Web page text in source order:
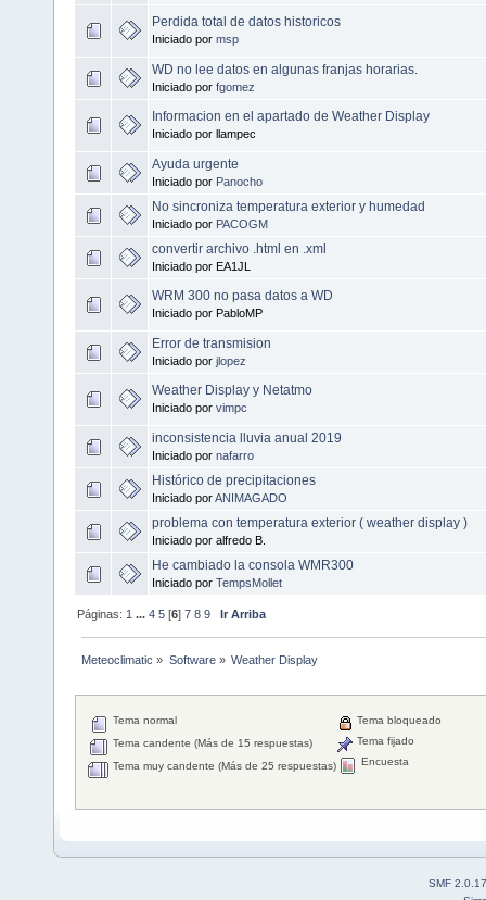
Perdida total de datos historicos
Iniciado por msp
WD no lee datos en algunas franjas horarias.
Iniciado por fgomez
Informacion en el apartado de Weather Display
Iniciado por llampec
Ayuda urgente
Iniciado por Panocho
No sincroniza temperatura exterior y humedad
Iniciado por PACOGM
convertir archivo .html en .xml
Iniciado por EA1JL
WRM 300 no pasa datos a WD
Iniciado por PabloMP
Error de transmision
Iniciado por jlopez
Weather Display y Netatmo
Iniciado por vimpc
inconsistencia lluvia anual 2019
Iniciado por nafarro
Histórico de precipitaciones
Iniciado porANIMAGADO
problema con temperatura exterior ( weather display )
Iniciado por alfredo B.
He cambiado la consola WMR300
Iniciado por TempsMollet
Páginas: 1 ...4 5 [6]7 8 9 Ir Arriba
Meteoclimatic » Software» Weather Display
Tema normal
Tema candente (Más de 15 respuestas)
Tema muy candente (Más de 25 respuestas)
Tema bloqueado
Tema fijado
Encuesta
SMF 2.0.17